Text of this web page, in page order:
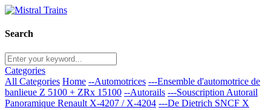
Search
Categories
All Categories Home --Automotrices ---Ensemble d'automotrice de
banlieue Z 5100 + ZRx 15100 --Autorails ---Souscription Autorail
Panoramique Renault X-4207 / X-4204 ---De Dietrich SNCF X